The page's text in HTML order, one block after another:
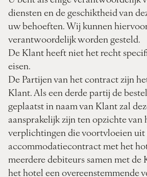
diensten en de geschiktheid van
uw behoeften. Wij kunnen
verantwoordelijk worden gesteld.
De Klant heeft niet het recht
eisen.
De Partijen van het contract zijn
Klant. Als een derde partij de
geplaatst in naam van Klant zal
aansprakelijk zijn ten opzichte
verplichtingen die voortvloeien uit
accommodatiecontract met het
meerdere debiteurs samen met de
het hotel een overeenstemmende